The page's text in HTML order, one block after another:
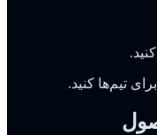
تیم‌ها کنید.